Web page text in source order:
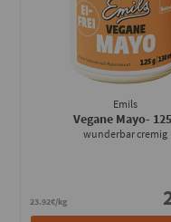
Emils
Vegane Mayo-
wunderbar cremig
23.92€/kg